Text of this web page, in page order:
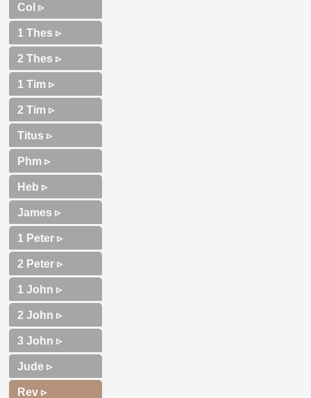
Col ▹
1 Thes ▹
2 Thes ▹
1 Tim ▹
2 Tim ▹
Titus ▹
Phm ▹
Heb ▹
James ▹
1 Peter ▹
2 Peter ▹
1 John ▹
2 John ▹
3 John ▹
Jude ▹
Rev ▹